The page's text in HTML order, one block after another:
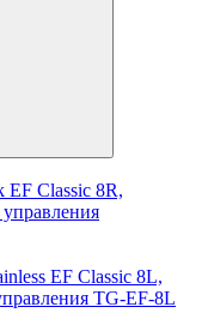
EF Classic 8R,